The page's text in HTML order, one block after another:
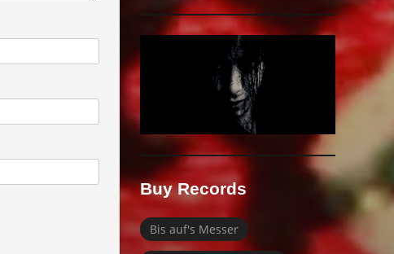
Buy Records
Bis auf's Messer